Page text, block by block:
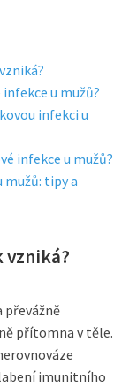
u mužů?
infekci u
infekce u mužů?
mužů: tipy a
vzniká?
převážně
přítomna v těle.
imunitního